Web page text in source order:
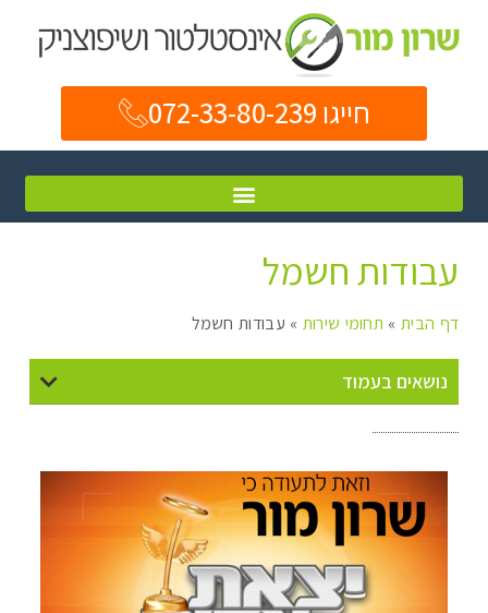
חייגו 072-33-80-239
עבודות חשמל
דף הבית» תחומי שירות » עבודות חשמל
נושאים בעמוד